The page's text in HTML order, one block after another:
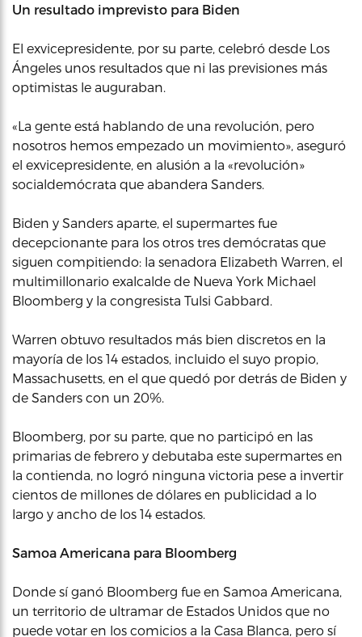
Un resultado imprevisto para Biden
El exvicepresidente, por su parte, celebró desde Los
Ángeles unos resultados que ni las previsiones más
optimistas le auguraban.
«La gente está hablando de una revolución, pero
nosotros hemos empezado un movimiento», aseguró
el exvicepresidente, en alusión a la «revolución»
socialdemócrata que abandera Sanders.
Biden y Sanders aparte, el supermartes fue
decepcionante para los otros tres demócratas que
siguen compitiendo: la senadora Elizabeth Warren, el
multimillonario exalcalde de Nueva York Michael
Bloomberg y la congresista Tulsi Gabbard.
Warren obtuvo resultados más bien discretos en la
mayoría de los 14 estados, incluido el suyo propio,
Massachusetts, en el que quedó por detrás de Biden y
de Sanders con un 20%.
Bloomberg, por su parte, que no participó en las
primarias de febrero y debutaba este supermartes en
la contienda, no logró ninguna victoria pese a invertir
cientos de millones de dólares en publicidad a lo
largo y ancho de los 14 estados.
Samoa Americana para Bloomberg
Donde sí ganó Bloomberg fue en Samoa Americana,
un territorio de ultramar de Estados Unidos que no
puede votar en los comicios a la Casa Blanca, pero sí